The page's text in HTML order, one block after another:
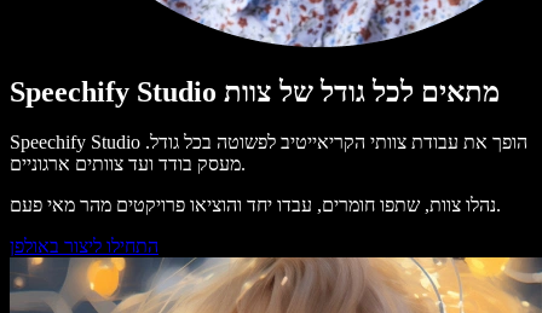
Speechify Studio מתאים לכל גודל של צוות
Speechify Studio הופך את עבודת צוותי הקריאייטיב לפשוטה בכל גודל.
מעסק בודד ועד צוותים ארגוניים.
נהלו צוות, שתפו חומרים, עבדו יחד והוציאו פרויקטים מהר מאי פעם.
התחילו ליצור באולפן